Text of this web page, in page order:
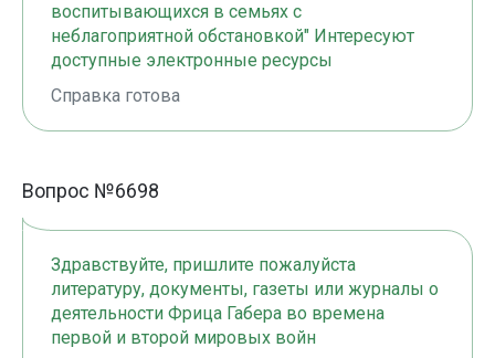
воспитывающихся в семьях с
неблагоприятной обстановкой" Интересуют
доступные электронные ресурсы
Справка готова
Вопрос №6698
Здравствуйте, пришлите пожалуйста
литературу, документы, газеты или журналы о
деятельности Фрица Габера во времена
первой и второй мировых войн